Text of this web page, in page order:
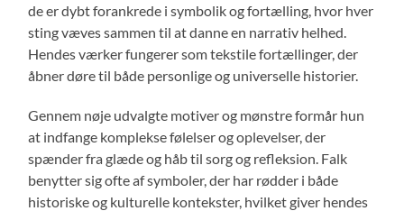
de er dybt forankrede i symbolik og fortælling, hvor hver
sting væves sammen til at danne en narrativ helhed.
Hendes værker fungerer som tekstile fortællinger, der
åbner døre til både personlige og universelle historier.
Gennem nøje udvalgte motiver og mønstre formår hun
at indfange komplekse følelser og oplevelser, der
spænder fra glæde og håb til sorg og refleksion. Falk
benytter sig ofte af symboler, der har rødder i både
historiske og kulturelle kontekster, hvilket giver hendes